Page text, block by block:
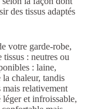
des tissus adaptés
votre garde-robe,
tissus : neutres ou
: laine,
chaleur, tandis
mais relativement
et infroissable,